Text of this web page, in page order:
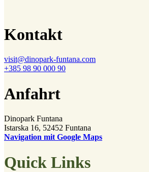
Kontakt
visit@dinopark-funtana.com
+385 98 90 000 90
Anfahrt
Dinopark Funtana
Istarska 16, 52452 Funtana
Navigation mit Google Maps
Quick Links